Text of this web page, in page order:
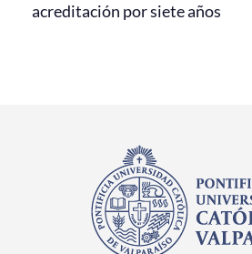
acreditación por siete años